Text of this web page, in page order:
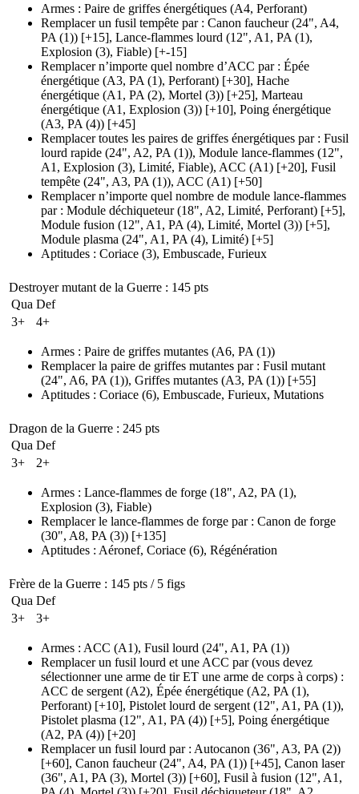
Armes : Paire de griffes énergétiques (A4, Perforant)
Remplacer un fusil tempête par : Canon faucheur(24", A4,
PA (1)) [+15], Lance-flammes lourd (12", A1, PA (1),
Explosion (3), Fiable) [+-15]
Remplacer n’importe quel nombre d’ACC par : Épée
énergétique (A3, PA (1), Perforant) [+30], Hache
énergétique (A1, PA (2), Mortel (3)) [+25], Marteau
énergétique (A1, Explosion (3)) [+10], Poing énergétique
(A3, PA (4)) [+45]
Remplacer toutes les paires de griffes énergétiques par : Fusil
lourd rapide (24", A2, PA (1)), Module lance-flammes (12",
A1, Explosion (3), Limité, Fiable), ACC (A1) [+20], Fusil
tempête (24", A3, PA (1)), ACC (A1) [+50]
Remplacer n’importe quel nombre de module lance-flammes
par : Module déchiqueteur(18", A2, Limité, Perforant) [+5],
Module fusion (12", A1, PA (4), Limité, Mortel (3)) [+5],
Module plasma (24", A1, PA (4), Limité) [+5]
Aptitudes : Coriace (3), Embuscade, Furieux
Destroyer mutant de la Guerre : 145 pts
Qua Def
3+
4+
Armes : Paire de griffes mutantes (A6, PA (1))
Remplacer la paire de griffes mutantes par : Fusil mutant
(24", A6, PA (1)), Griffes mutantes (A3, PA (1)) [+55]
Aptitudes : Coriace (6), Embuscade, Furieux, Mutations
Dragon de la Guerre : 245 pts
Qua Def
3+
2+
Armes : Lance-flammes de forge (18", A2, PA (1),
Explosion (3), Fiable)
Remplacer le lance-flammes de forge par : Canon de forge
(30", A8, PA (3)) [+135]
Aptitudes : Aéronef, Coriace (6), Régénération
Frère de la Guerre : 145 pts / 5 figs
Qua Def
3+
3+
Armes : ACC (A1), Fusil lourd (24", A1, PA (1))
Remplacer un fusil lourd et une ACC par (vous devez
sélectionner une arme de tir ET une arme de corps à corps) :
ACC de sergent (A2), Épée énergétique (A2, PA (1),
Perforant) [+10], Pistolet lourd de sergent (12", A1, PA (1)),
Pistolet plasma (12", A1, PA (4)) [+5], Poing énergétique
(A2, PA (4)) [+20]
Remplacer un fusil lourd par : Autocanon (36", A3, PA (2))
[+60], Canon faucheur(24", A4, PA (1)) [+45], Canon laser
(36", A1, PA (3), Mortel (3)) [+60], Fusil à fusion (12", A1,